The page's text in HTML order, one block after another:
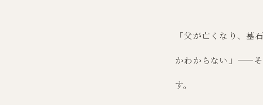
「父が亡くなり、墓
かわからない」——そ
す。